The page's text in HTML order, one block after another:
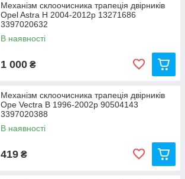
Механізм склоочисника трапеція двірників
Opel Astra H 2004-2012р 13271686
3397020632
В наявності
1 000 ₴
Механізм склоочисника трапеція двірників
Ope Vectra B 1996-2002р 90504143
3397020388
В наявності
419 ₴